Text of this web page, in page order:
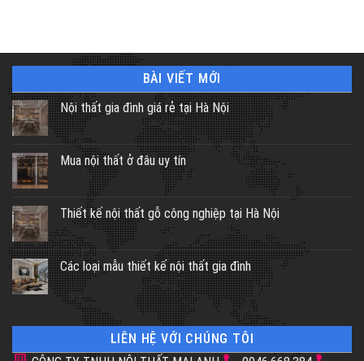
BÀI VIẾT MỚI
Nội thất gia đình giá rẻ tại Hà Nội
Mua nội thất ở đâu uy tín
Thiết kế nội thất gỗ công nghiệp tại Hà Nội
Các loại mẫu thiết kế nội thất gia đình
LIÊN HỆ VỚI CHÚNG TÔI